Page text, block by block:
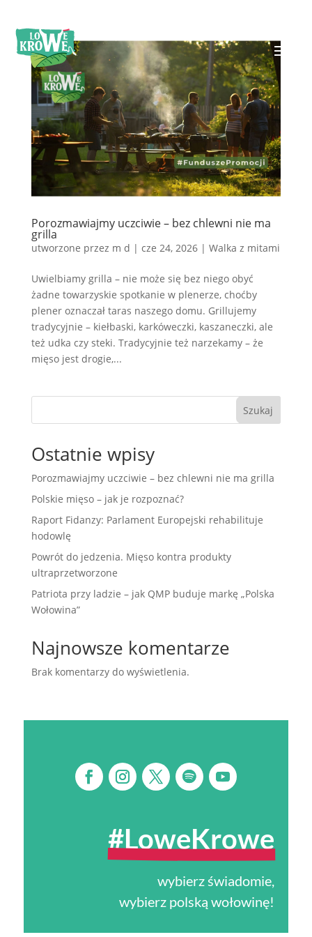
Porozmawiajmy uczciwie – bez chlewni nie ma
grilla
utworzone przez m d | cze 24, 2026| Walka z mitami
Uwielbiamy grilla – nie może się bez niego obyć
żadne towarzyskie spotkanie w plenerze, choćby
plener oznaczał taras naszego domu. Grillujemy
tradycyjnie – kiełbaski, karkóweczki, kaszaneczki, ale
też udka czy steki. Tradycyjnie też narzekamy – że
mięso jest drogie,...
Szukaj
Ostatnie wpisy
Porozmawiajmy uczciwie – bez chlewni nie ma grilla
Polskie mięso – jak je rozpoznać?
Raport Fidanzy: Parlament Europejski rehabilituje
hodowlę
Powrót do jedzenia. Mięso kontra produkty
ultraprzetworzone
Patriota przy ladzie – jak QMP buduje markę „Polska
Wołowina”
Najnowsze komentarze
Brak komentarzy do wyświetlenia.
#LoweKrowe
wybierz świadomie,
wybierz polską wołowinę!